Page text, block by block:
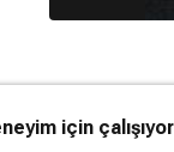
için